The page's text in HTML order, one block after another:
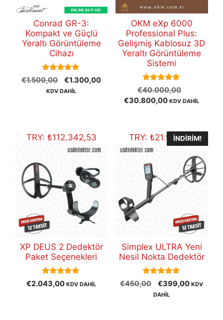
Conrad GR-3:
Kompakt ve Güçlü
Yeraltı Görüntüleme
Cihazı
5.00
out of 5
€1.500,00
Orijinal
fiyat:
€1.300,00Şu
KDV DAHİL
OKM eXp 6000
Professional Plus:
Gelişmiş Kablosuz 3D
Yeraltı Görüntüleme
Sistemi
5.00
out of 5
€40.000,00
fiyat:
€30.800,00Şu
€30.800,00.
KDV DAHİL
TRY: ₺112.342,53
XP DEUS 2 Dedektör
Paket Seçenekleri
5.00
out of 5
€2.043,00 KDV DAHİL
TRY:₺21.940,61
İNDIRIM!
Simplex ULTRA Yeni
Nesil Nokta Dedektör
5.00
out of 5
€450,00
Orijinal
fiyat:
€399,00Şu
KDV
DAHİL